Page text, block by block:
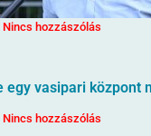
Nincs hozzászólás
egy vasipari központ
Nincs hozzászólás